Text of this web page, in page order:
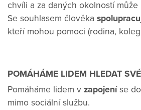
chvíli a za daných okolností může
Se souhlasem člověka
kteří mohou pomoci (rodina,
POMÁHÁME LIDEM HLEDAT
Pomáháme lidem v zapojeníse
mimo sociální službu.